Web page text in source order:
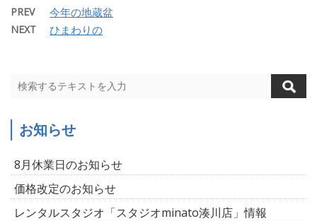
PREV 今年の地蔵盆
NEXT ひまわりの
お知らせ
8月休業日のお知らせ
価格改定のお知らせ
レンタルスタジオ「スタジオminato湊川店」情報